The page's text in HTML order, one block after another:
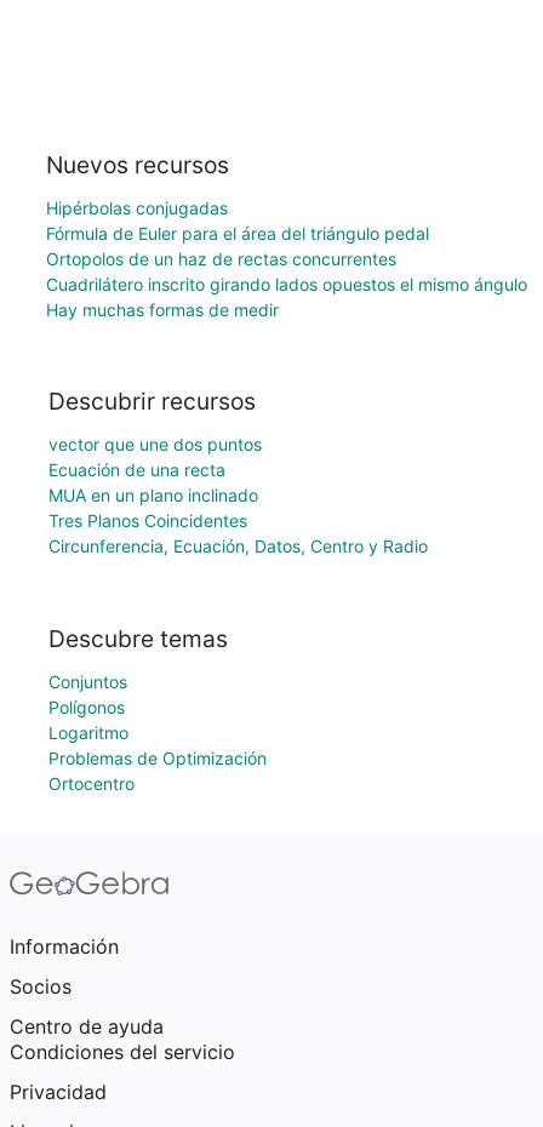
Nuevos recursos
Hipérbolas conjugadas
Fórmula de Euler para el área del triángulo pedal
Ortopolos de un haz de rectas concurrentes
Cuadrilátero inscrito girando lados opuestos el mismo ángulo
Hay muchas formas de medir
Descubrir recursos
vector que une dos puntos
Ecuación de una recta
MUA en un plano inclinado
Tres Planos Coincidentes
Circunferencia, Ecuación, Datos, Centro y Radio
Descubre temas
Conjuntos
Polígonos
Logaritmo
Problemas de Optimización
Ortocentro
Información
Socios
Centro de ayuda
Condiciones del servicio
Privacidad